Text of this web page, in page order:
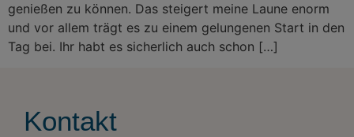
genießen zu können. Das steigert meine Laune enorm
und vor allem trägt es zu einem gelungenen Start in den
Tag bei. Ihr habt es sicherlich auch schon […]
Kontakt